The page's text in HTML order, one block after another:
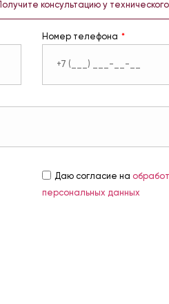
Получите консультацию у
Номер телефона
Даю согласие на
персональных данных